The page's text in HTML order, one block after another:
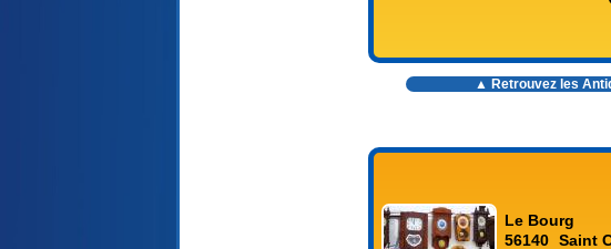
▲ Retrouvez les
Le Bourg
56140 Saint